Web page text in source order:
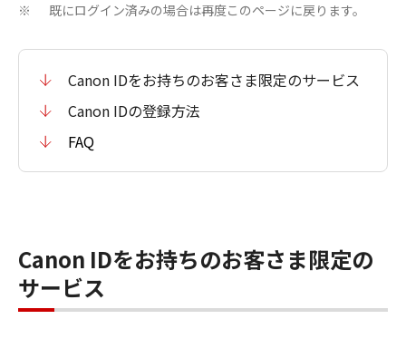
※ 既にログイン済みの場合は再度このページに戻ります。
Canon IDをお持ちのお客さま限定のサービス
Canon IDの登録方法
FAQ
Canon IDをお持ちのお客さま限定の
サービス